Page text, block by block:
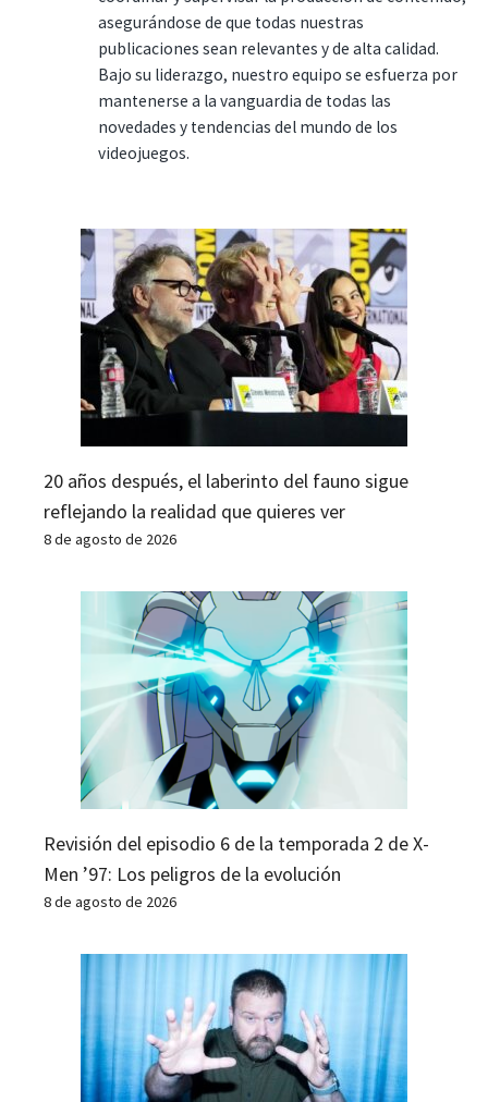
asegurándose de que todas nuestras
publicaciones sean relevantes y de alta calidad.
Bajo su liderazgo, nuestro equipo se esfuerza por
mantenerse a la vanguardia de todas las
novedades y tendencias del mundo de los
videojuegos.
20 años después, el laberinto del fauno sigue
reflejando la realidad que quieres ver
8 de agosto de 2026
Revisión del episodio 6 de la temporada 2 de X-
Men ’97: Los peligros de la evolución
8 de agosto de 2026